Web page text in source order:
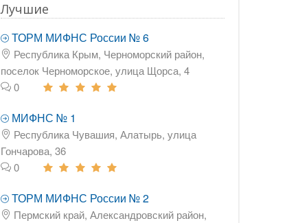
Лучшие
ТОРМ МИФНС России № 6
Республика Крым, Черноморский район,
поселок Черноморское, улица Щорса, 4
0
МИФНС № 1
Республика Чувашия, Алатырь, улица
Гончарова, 36
0
ТОРМ МИФНС России № 2
Пермский край, Александровский район,